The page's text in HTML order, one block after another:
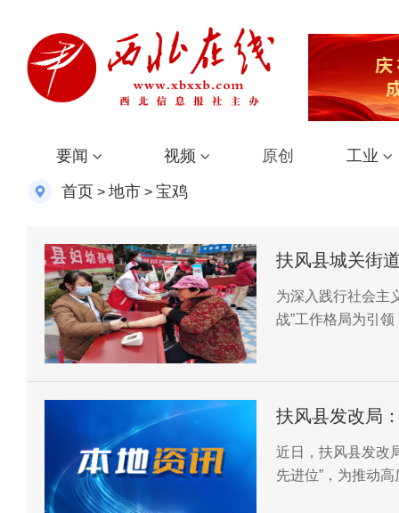
要闻 视频 原创 工业
首页 > 地市 > 宝鸡
扶风县城关街道：凝聚统
曲
为深入践行社会主
战”工作格局为引
扶风县发改局：实施“四项
深走实
近日，扶风县发改
先进位”，为推动